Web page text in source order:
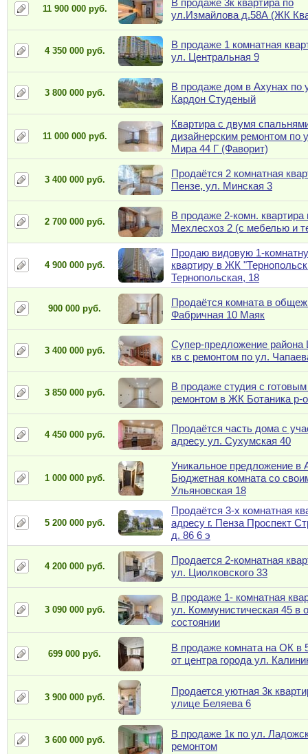
11 900 000 руб.
В продаже 3к квартира по
ул.Измайлова д.58А (ЖК
4 350 000 руб.
В продаже 1 комнатная
ул. Центральная 9
3 800 000 руб.
В продаже дом в Ахунах по
Кардон Студеный
11 000 000 руб.
Квартира с двумя
дизайнерским ремонтом по
Мира 44 Г (Фаворит)
3 400 000 руб.
Продаётся 2 комнатная
Пензе, ул. Минская 3
2 700 000 руб.
В продаже 2-комн. квартира
Мехлесхоз 2 (с мебелью и
4 900 000 руб.
Продаю видовую 1-
квартиру в ЖК
Тернопольская, 18
900 000 руб.
Продаётся комната в
Фабричная 10 Маяк
3 400 000 руб.
Супер-предложение района
кв с ремонтом по ул.
3 850 000 руб.
В продаже студия с
ремонтом в ЖК Ботаника р-
4 450 000 руб.
Продаётся часть дома с
адресу ул. Сухумская 40
1 000 000 руб.
Уникальное предложение в
Бюджетная комната со
Ульяновская 18
5 200 000 руб.
Продаётся 3-х комнатная
адресу г. Пенза Проспект
д. 86 6 э
4 200 000 руб.
Продается 2-комнатная
ул. Циолковского 33
3 090 000 руб.
В продаже 1- комнатная
ул. Коммунистическая 45 в
состоянии
699 000 руб.
В продаже комната на ОК в
от центра города ул.
3 900 000 руб.
Продается уютная 3к
улице Беляева 6
3 600 000 руб.
В продаже 1к по ул.
ремонтом